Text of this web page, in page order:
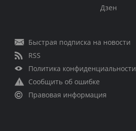
Дзен
Быстрая подписка на новости
RSS
Политика конфиденциальности
Сообщить об ошибке
Правовая информация